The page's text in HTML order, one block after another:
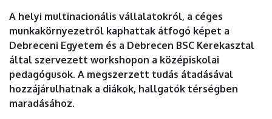
A helyi multinacionális vállalatokról, a céges
munkakörnyezetről kaphattak átfogó képet a
Debreceni Egyetem és a Debrecen BSC Kerekasztal
által szervezett workshopon a középiskolai
pedagógusok. A megszerzett tudás átadásával
hozzájárulhatnak a diákok, hallgatók térségben
maradásához.